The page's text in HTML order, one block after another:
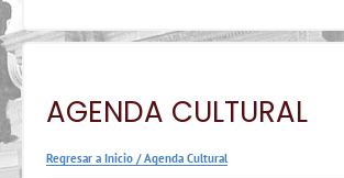
AGENDA CULTURAL
Regresar a Inicio /Agenda Cultural